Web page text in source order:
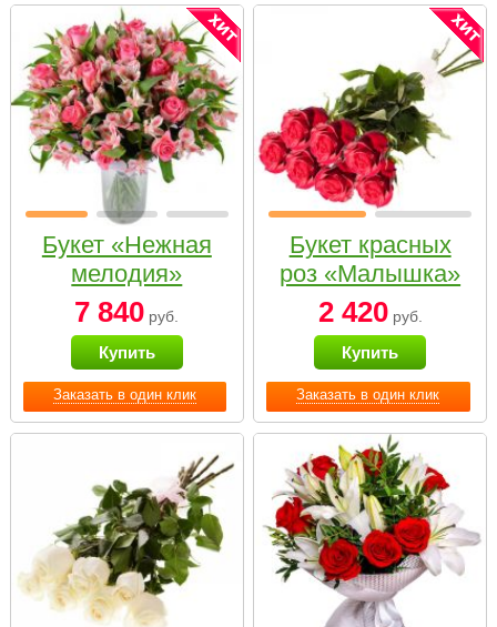
Заказать в один клик
Букет «Нежная
мелодия»
7 840 руб.
Купить
Заказать в один клик
Букет красных
роз «Малышка»
2 420руб.
Купить